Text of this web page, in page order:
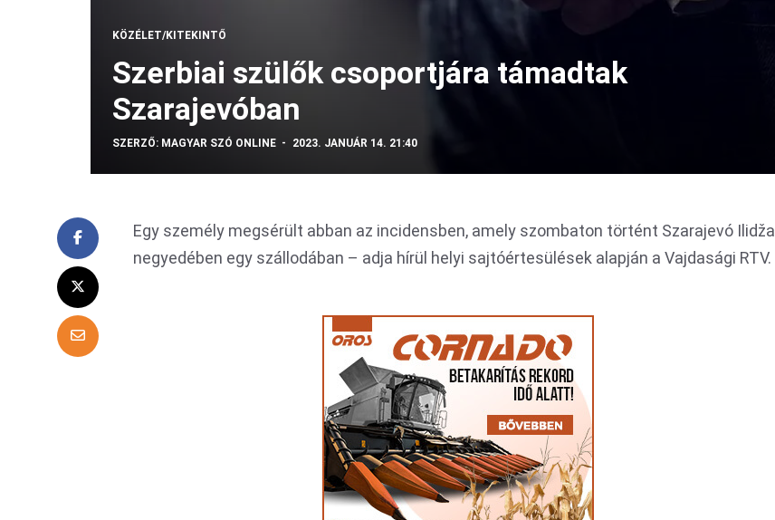
KÖZÉLET/KITEKINTŐ
Szerbiai szülők csoportjára támadtak
Szarajevóban
SZERZŐ: MAGYAR SZÓ ONLINE 2023. JANUÁR 14. 21:40
Egy személy megsérült abban az incidensben, amely szombaton történt Szarajevó Ilidža
negyedében egy szállodában – adja hírül helyi sajtóértesülések alapján a Vajdasági RTV.